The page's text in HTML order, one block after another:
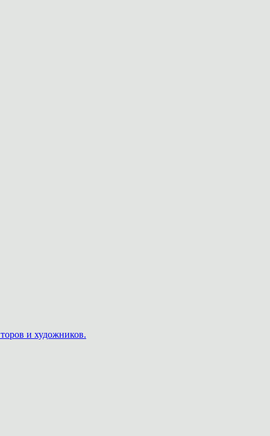
и художников.